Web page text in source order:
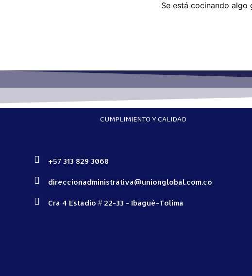
Se está cocinando algo
CUMPLIMIENTO Y CALIDAD
+57 313 829 3068
direccionadministrativa@unionglobal.com.co
Cra 4 Estadio # 22-33 - Ibagué-Tolima